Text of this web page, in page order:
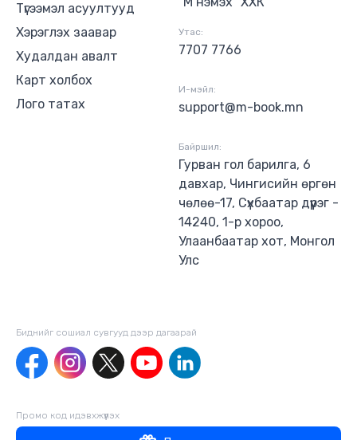
Түгээмэл асуултууд
Хэрэглэх заавар
Худалдан авалт
Карт холбох
Лого татах
Утас:
7707 7766
И-мэйл:
support@m-book.mn
Байршил:
Гурван гол барилга, 6
давхар, Чингисийн өргөн
чөлөө-17, Сүхбаатар дүүрэг -
14240, 1-р хороо,
Улаанбаатар хот, Монгол
Улс
Биднийг сошиал сувгууд дээр дагаaрай
Промо код идэвхжүүлэх